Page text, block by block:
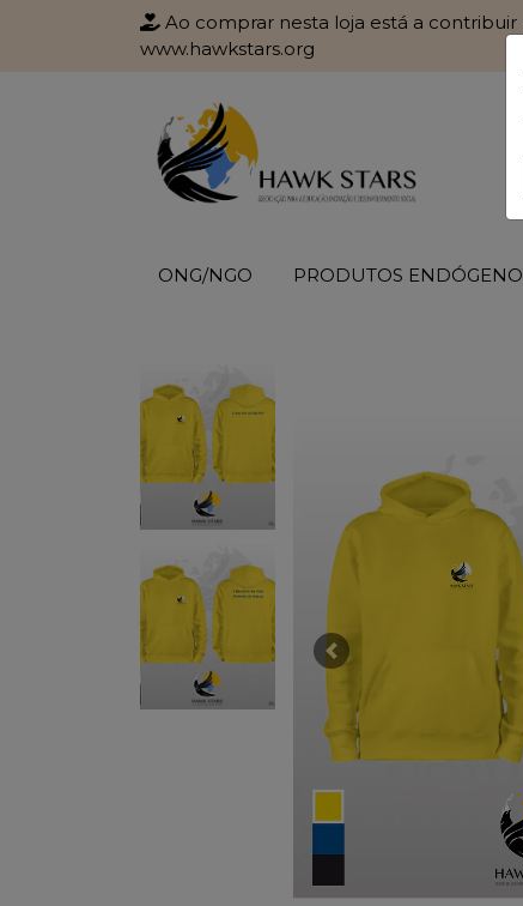
Ao comprar nesta loja está a contribuir
www.hawkstars.org
ONG/NGO PRODUTOS
Previous